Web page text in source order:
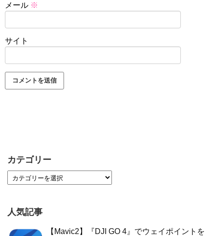
メール ※
サイト
カテゴリー
人気記事
【Mavic2】『DJI GO 4』でウェイポイントを